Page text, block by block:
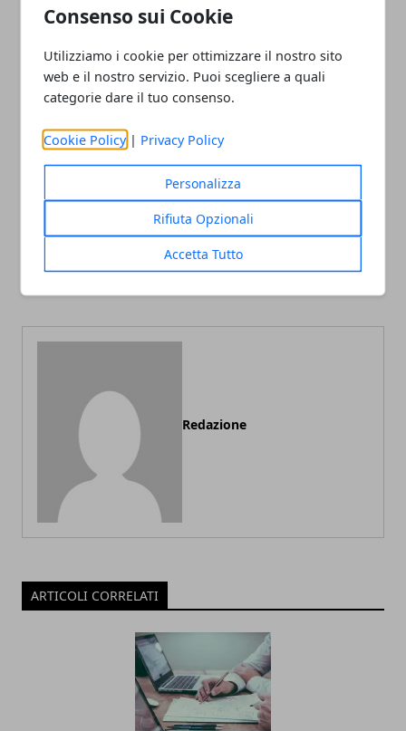
Consenso sui Cookie
Utilizziamo i cookie per ottimizzare il nostro sito
web e il nostro servizio. Puoi scegliere a quali
categorie dare il tuo consenso.
Cookie Policy | Privacy Policy
Personalizza
Rifiuta Opzionali
Accetta Tutto
Redazione
ARTICOLI CORRELATI